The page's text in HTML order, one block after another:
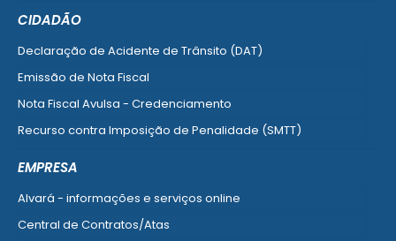
CIDADÃO
Declaração de Acidente de Trânsito (DAT)
Emissão de Nota Fiscal
Nota Fiscal Avulsa - Credenciamento
Recurso contra Imposição de Penalidade (SMTT)
EMPRESA
Alvará - informações e serviços online
Central de Contratos/Atas